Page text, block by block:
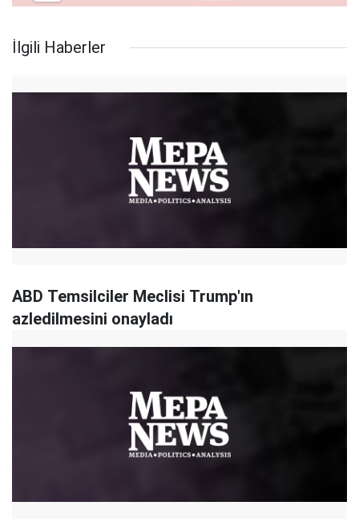
İlgili Haberler
ABD Temsilciler Meclisi Trump'ın
azledilmesini onayladı